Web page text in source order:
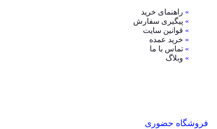
» راهنمای خرید
» پیگیری سفارش
» قوانین سایت
» خرید عمده
» تماس با ما
» وبلاگ
فروشگاه حضوری